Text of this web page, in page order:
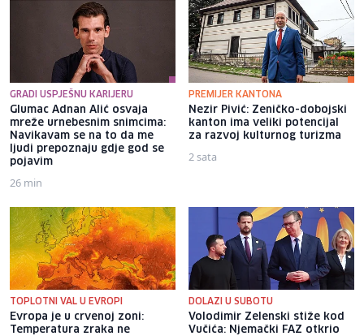
GRADI USPJEŠNU KARIJERU
Glumac Adnan Alić osvaja
mreže urnebesnim snimcima:
Navikavam se na to da me
ljudi prepoznaju gdje god se
pojavim
26 min
PREMIJER KANTONA
Nezir Pivić: Zeničko-dobojski
kanton ima veliki potencijal
za razvoj kulturnog turizma
2 sata
TOPLOTNI VAL U EVROPI
Evropa je u crvenoj zoni:
Temperatura zraka ne
DOLAZI U SUBOTU
Volodimir Zelenski stiže kod
Vučića: Njemački FAZ otkrio